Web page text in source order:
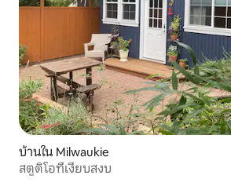
บ้านใน Milwaukie
สตูดิโอที่เงียบสงบ